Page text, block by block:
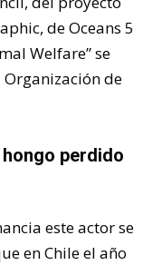
de Oceans 5
Welfare” se
de
perdido
este actor se
en Chile el año